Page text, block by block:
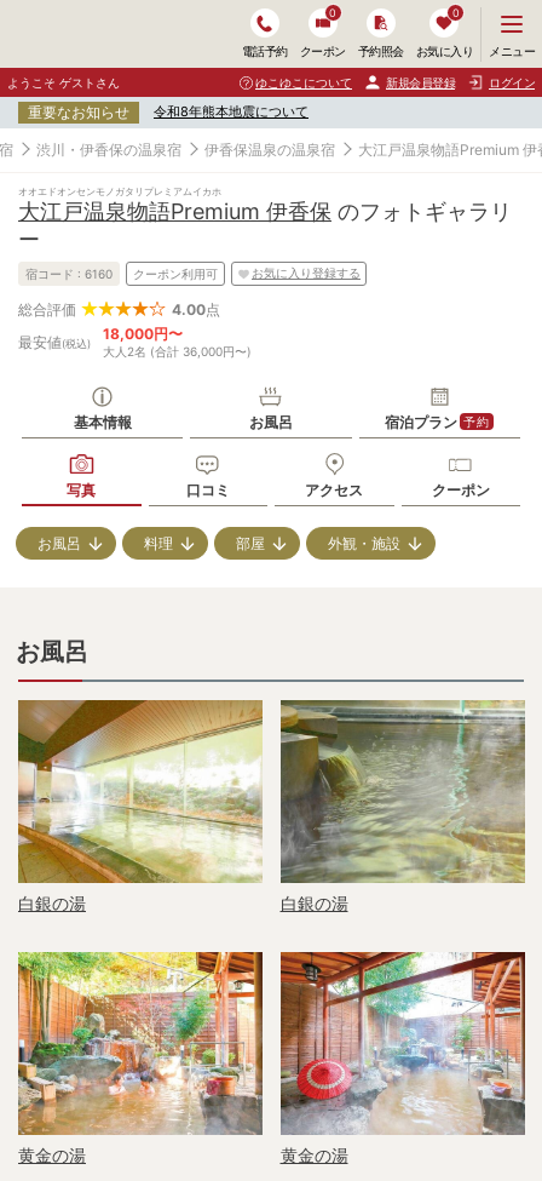
電話予約 クーポン
0
予約照会 お気に入り
0
ニ
ュ
ー
開
く
メニュー
ようこそ ゲストさん ゆこゆこについて 新規会員登録 ログイン
重要なお知らせ 令和8年熊本地震について
渋川・伊香保の温泉宿 伊香保温泉の温泉宿 大江戸温泉物語Premium 伊
オオエドオンセンモノガタリプレミアムイカホ
大江戸温泉物語Premium 伊香保 のフォトギャラリ
ー
宿コード : 6160 クーポン利用可 お気に入り登録する
総合評価 4.00点
最安値(税込)
18,000円〜
大人2名 (合計 36,000円〜)
基本情報 お風呂 宿泊プラン 予約
写真 口コミ アクセス クーポン
お風呂 料理 部屋 外観・施設
お風呂
白銀の湯 白銀の湯
黄金の湯 黄金の湯